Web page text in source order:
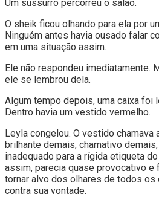
Um sussurro percorreu o salão.
O sheik ficou olhando para ela por
Ninguém antes havia ousado falar
em uma situação assim.
Ele não respondeu imediatamente.
ele se lembrou dela.
Algum tempo depois, uma caixa foi
Dentro havia um vestido vermelho.
Leyla congelou. O vestido chamava
brilhante demais, chamativo
inadequado para a rígida etiqueta
assim, parecia quase provocativo e
tornar alvo dos olhares de todos
contra sua vontade.